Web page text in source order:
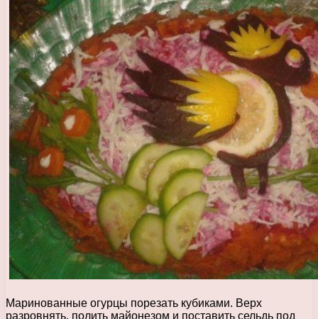
Маринованные огурцы порезать кубиками. Верх
разровнять, полить майонезом и поставить сельдь под